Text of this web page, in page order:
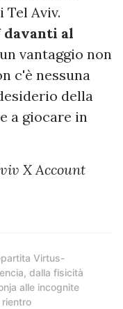
Aviv.
davanti al
vantaggio non
c'è nessuna
della
a giocare in
X Account
Virtus-
dalla fisicità
alle incognite